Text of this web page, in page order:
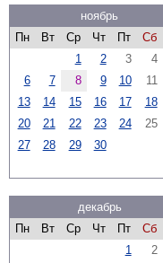
ноябрь
Пн
Вт Ср Чт Пт Сб
1
2 3 4
6
7 8 9 10 11
13
14 15 16 17 18
20
21 22 23 24 25
27
28 29 30
декабрь
Пн
Вт Ср Чт Пт Сб
1
2